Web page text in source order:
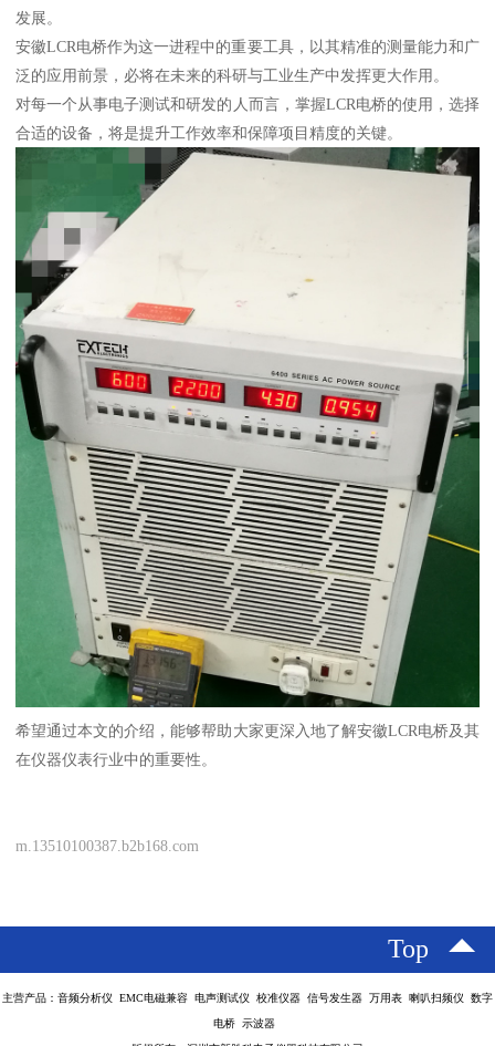
发展。
安徽LCR电桥作为这一进程中的重要工具，以其精准的测量能力和广
泛的应用前景，必将在未来的科研与工业生产中发挥更大作用。
对每一个从事电子测试和研发的人而言，掌握LCR电桥的使用，选择
合适的设备，将是提升工作效率和保障项目精度的关键。
希望通过本文的介绍，能够帮助大家更深入地了解安徽LCR电桥及其
在仪器仪表行业中的重要性。
m.13510100387.b2b168.com
Top
主营产品：音频分析仪 EMC电磁兼容 电声测试仪 校准仪器 信号发生器 万用表 喇叭扫频仪 数字
电桥 示波器